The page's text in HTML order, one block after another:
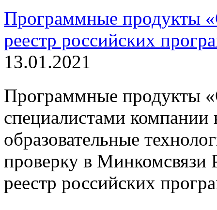
Программные продукты
реестр российских
13.01.2021
Программные продукты
специалистами компании
образовательные
проверку в
реестр российских